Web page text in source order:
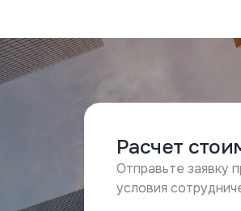
Расчет
Отправьте заявку
условия